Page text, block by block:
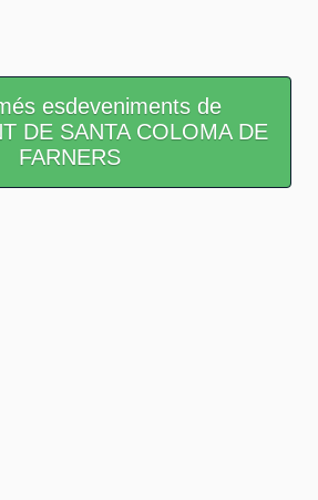
esdeveniments de
DE SANTA COLOMA DE
FARNERS